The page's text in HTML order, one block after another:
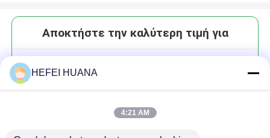
Αποκτήστε την καλύτερη τιμή για
HEFEI HUANA
4:21 AM